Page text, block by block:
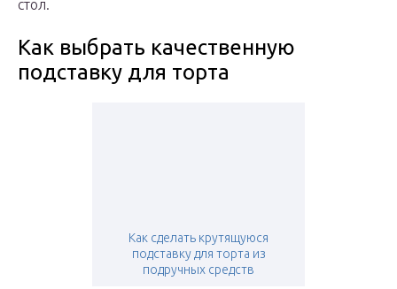
стол.
Как выбрать качественную
подставку для торта
Как сделать крутящуюся
подставку для торта из
подручных средств